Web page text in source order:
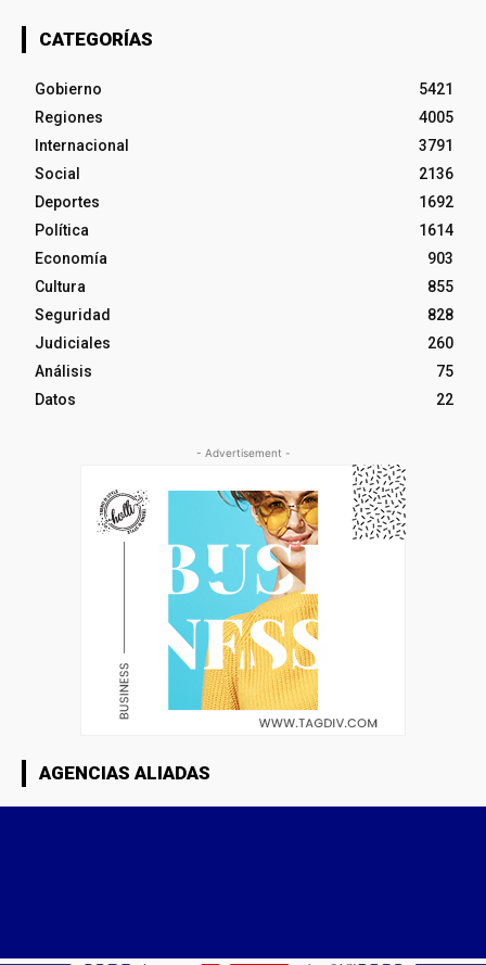
CATEGORÍAS
Gobierno
5421
Regiones
4005
Internacional
3791
Social
2136
Deportes
1692
Política
1614
Economía
903
Cultura
855
Seguridad
828
Judiciales
260
Análisis
75
Datos
22
- Advertisement -
AGENCIAS ALIADAS